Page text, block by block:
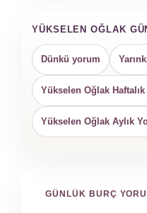
YÜKSELEN OĞLAK
Dünkü yorum
Yükselen Oğlak
Yükselen Oğlak Aylık
GÜNLÜK BURÇ